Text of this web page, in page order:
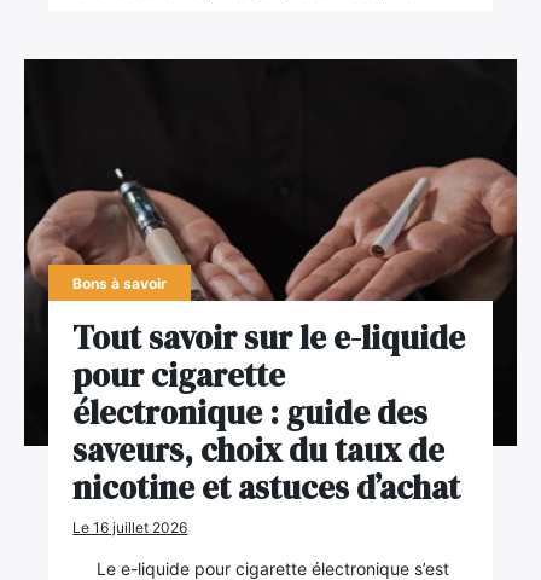
Bons à savoir
Tout savoir sur le e-liquide
pour cigarette
électronique : guide des
saveurs, choix du taux de
nicotine et astuces d’achat
Le 16 juillet 2026
Le e-liquide pour cigarette électronique s’est